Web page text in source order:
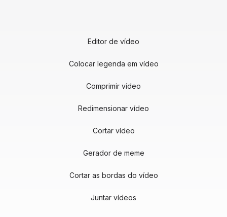
Editor de vídeo
Colocar legenda em vídeo
Comprimir vídeo
Redimensionar vídeo
Cortar vídeo
Gerador de meme
Cortar as bordas do vídeo
Juntar vídeos